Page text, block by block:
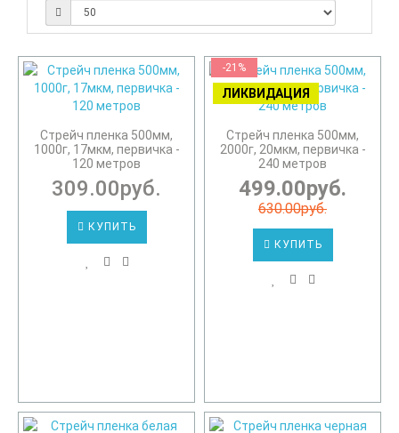
Стрейч пленка 500мм,
1000г, 17мкм, первичка -
120 метров
309.00руб.
КУПИТЬ
ЛИКВИДАЦИЯ
-21%
Стрейч пленка 500мм,
2000г, 20мкм, первичка -
240 метров
499.00руб.
630.00руб.
КУПИТЬ